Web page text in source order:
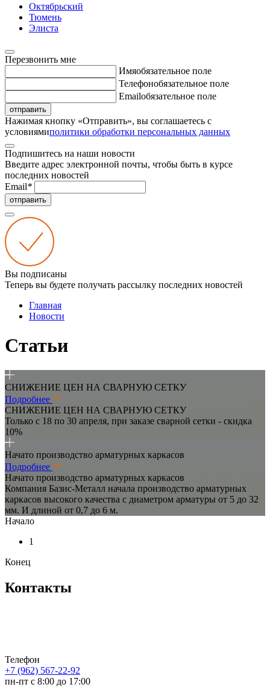
Октябрьский
Тюмень
Элиста
Перезвонить мне
Имяобязательное поле
Телефонобязательное поле
Emailобязательное поле
отправить
Нажимая кнопку «Отправить», вы соглашаетесь с
условиямиполитики обработки персональных данных
Подпишитесь на наши новости
Введите адрес электронной почты, чтобы быть в курсе
последних новостей
Email*
отправить
Вы подписаны
Теперь вы будете получать рассылку последних новостей
Главная
Новости
Статьи
СНИЖЕНИЕ ЦЕН НА СВАРНУЮ СЕТКУ
Подробнее
СНИЖЕНИЕ ЦЕН НА СВАРНУЮ СЕТКУ
Только с 18 по 30 апреля, при заказе сварной сетки - скидка
10%
Начато производство арматурных каркасов
Подробнее
Начато производство арматурных каркасов
Компания Базис-Металл начала производство арматурных
каркасов высокого качества с диаметром арматуры от 5 до 32
мм. И длиной от 0,7 до 6 м.
Начало
1
Конец
Контакты
Телефон
+7 (962) 567-22-92
пн-пт с 8:00 до 17:00